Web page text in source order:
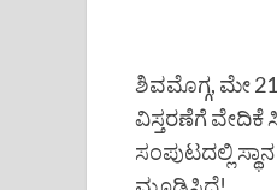
ಶಿವಮೊಗ್ಗ, ಮೇ
ವಿಸ್ತರಣೆಗೆ ವೇದಿಕೆ
ಸಂಪುಟದಲ್ಲಿ